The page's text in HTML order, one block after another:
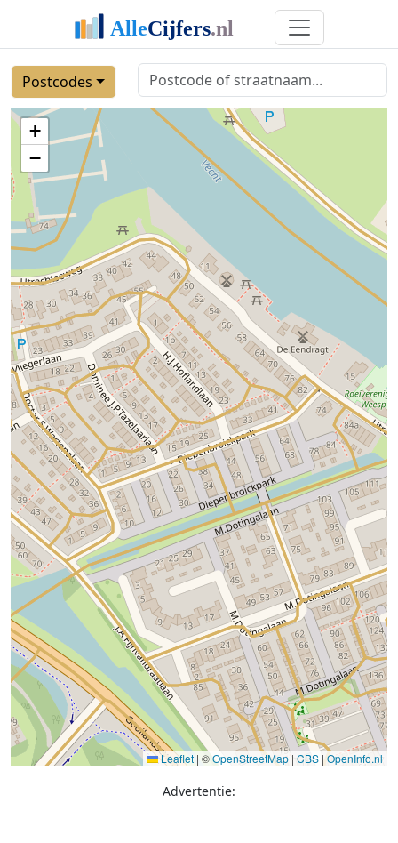
Postcodes
+
−
Leaflet | ©OpenStreetMap | CBS | OpenInfo.nl
Advertentie: